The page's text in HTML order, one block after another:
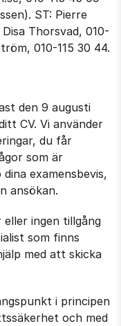
ST: Pierre
Thorsvad, 010-
010-115 30 44.
den 9 augusti
CV. Vi använder
du får
som är
examensbevis,
ansökan.
ingen tillgång
som finns
med att skicka
i principen
och med